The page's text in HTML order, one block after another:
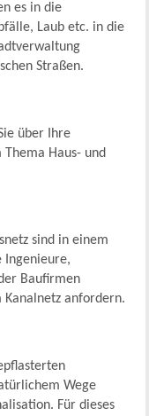
es in die
Laub etc. in die
Straßen.
über Ihre
Haus- und
sind in einem
Ingenieure,
Baufirmen
Kanalnetz anfordern.
Wege
Für dieses